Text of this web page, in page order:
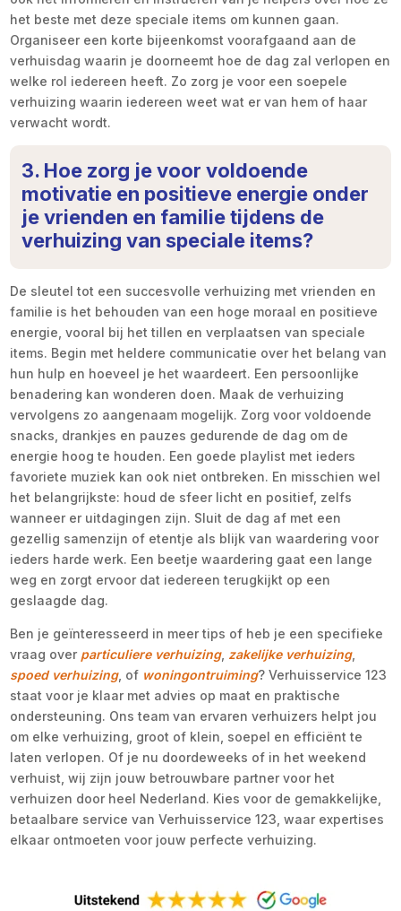
het beste met deze speciale items om kunnen gaan.
Organiseer een korte bijeenkomst voorafgaand aan de
verhuisdag waarin je doorneemt hoe de dag zal verlopen en
welke rol iedereen heeft. Zo zorg je voor een soepele
verhuizing waarin iedereen weet wat er van hem of haar
verwacht wordt.
3. Hoe zorg je voor voldoende
motivatie en positieve energie onder
je vrienden en familie tijdens de
verhuizing van speciale items?
De sleutel tot een succesvolle verhuizing met vrienden en
familie is het behouden van een hoge moraal en positieve
energie, vooral bij het tillen en verplaatsen van speciale
items. Begin met heldere communicatie over het belang van
hun hulp en hoeveel je het waardeert. Een persoonlijke
benadering kan wonderen doen. Maak de verhuizing
vervolgens zo aangenaam mogelijk. Zorg voor voldoende
snacks, drankjes en pauzes gedurende de dag om de
energie hoog te houden. Een goede playlist met ieders
favoriete muziek kan ook niet ontbreken. En misschien wel
het belangrijkste: houd de sfeer licht en positief, zelfs
wanneer er uitdagingen zijn. Sluit de dag af met een
gezellig samenzijn of etentje als blijk van waardering voor
ieders harde werk. Een beetje waardering gaat een lange
weg en zorgt ervoor dat iedereen terugkijkt op een
geslaagde dag.
Ben je geïnteresseerd in meer tips of heb je een specifieke
vraag over particuliere verhuizing, zakelijke verhuizing,
spoed verhuizing, of woningontruiming? Verhuisservice 123
staat voor je klaar met advies op maat en praktische
ondersteuning. Ons team van ervaren verhuizers helpt jou
om elke verhuizing, groot of klein, soepel en efficiënt te
laten verlopen. Of je nu doordeweeks of in het weekend
verhuist, wij zijn jouw betrouwbare partner voor het
verhuizen door heel Nederland. Kies voor de gemakkelijke,
betaalbare service van Verhuisservice 123, waar expertises
elkaar ontmoeten voor jouw perfecte verhuizing.